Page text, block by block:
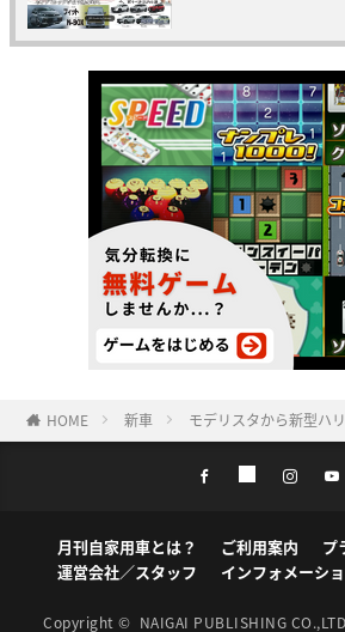
HOME 新車 モデリスタから新型ハ
月刊自家用車とは？ ご利用案内
プ
運営会社／スタッフ
インフォメーシ
Copyright © NAIGAI PUBLISHING